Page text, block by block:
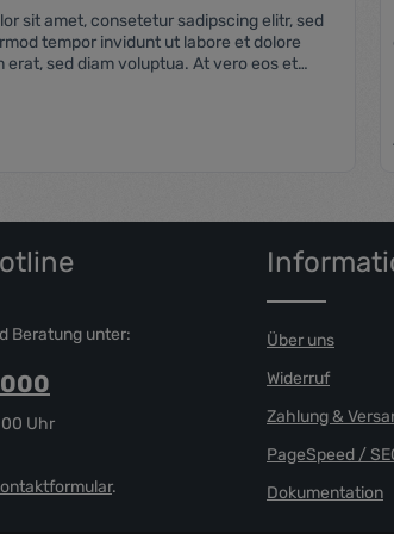
sit amet, consetetur sadipscing elitr, sed
tempor invidunt ut labore et dolore
erat, sed diam voluptua. At vero eos et
eirmod tempor invidunt ut labore et dolore
Gib den
Beratung unter:
Uhr
.
Über uns
Widerruf
Zahlung &
PageSpeed /
Dokumentation